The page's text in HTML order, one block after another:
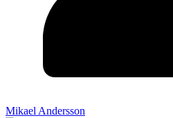
Mikael Andersson